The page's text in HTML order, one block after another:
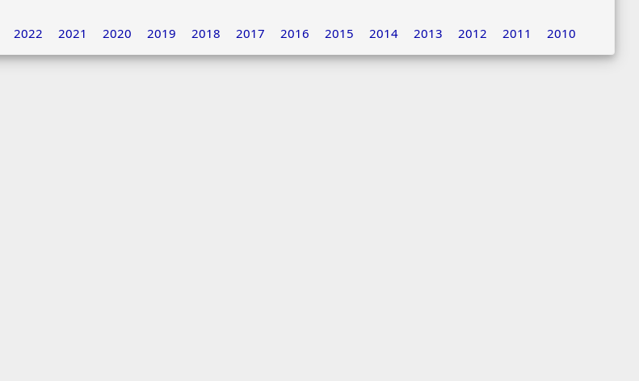
2022 2021 2020 2019 2018 2017 2016 2015 2014 2013 2012 2011 2010